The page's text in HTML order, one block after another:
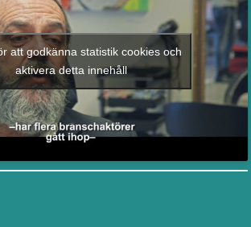
att godkänna statistik cookies och
aktivera detta innehåll